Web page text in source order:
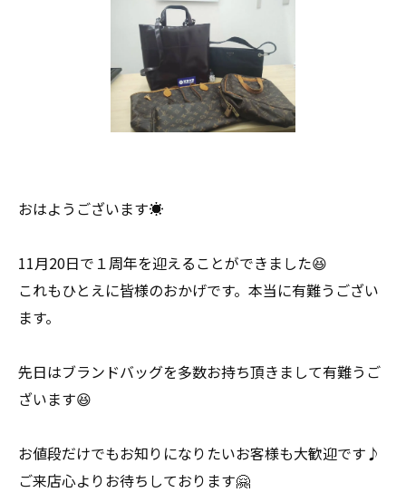
おはようございます☀
11月20日で１周年を迎えることができました😆
これもひとえに皆様のおかげです。本当に有難うござい
ます。
先日はブランドバッグを多数お持ち頂きまして有難うご
ざいます😆
お値段だけでもお知りになりたいお客様も大歓迎です♪
ご来店心よりお待ちしております🤗